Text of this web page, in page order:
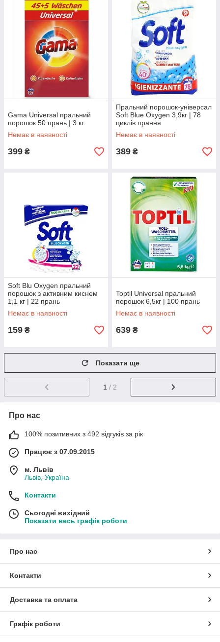
Gama Universal пральний
порошок 50 прань | 3 кг
Немає в наявності
399 ₴
Пральний порошок-універсал
Soft Blue Oxygen 3,9кг | 78
циклів прання
Немає в наявності
389 ₴
Soft Blu Oxygen пральний
порошок з активним киснем
1,1 кг | 22 прань
Немає в наявності
159 ₴
Toptil Universal пральний
порошок 6,5кг | 100 прань
Немає в наявності
639 ₴
Показати ще
1 / 2
Про нас
100% позитивних з 492 відгуків за рік
Працює з 07.09.2015
м. Львів
Львів, Україна
Контакти
Сьогодні вихідний
Показати весь графік роботи
Про нас
Контакти
Доставка та оплата
Графік роботи